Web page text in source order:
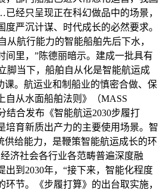
经只呈现正在科幻做品中的场景，
严沉计谋、时代成长的必然要求。
航行能力的智能船舶先后下水，
里，”陈德丽暗示。建成一批具有
脚当下，船舶自从化是智能航运成
。航运业和制船业的慎密合做、保
自从水面船舶法则》（MASS
结合发布《智能航运2030步履打
培育新质出产力的主要使用场景。智
给能力，是鞭策智能航运成长的环
济社会各行业各范畴普遍深度融
到2030年，“接下来，智能化程度
节。《步履打算》的出台取实施，